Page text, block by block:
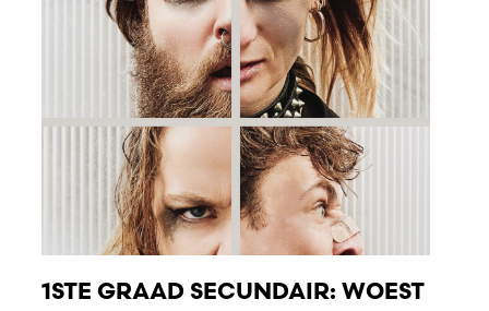
1STE GRAAD SECUNDAIR: WOEST